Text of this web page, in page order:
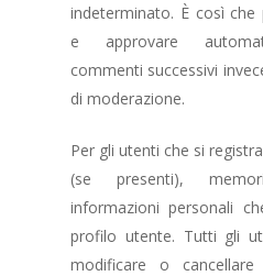
indeterminato. È così
e approvare
commenti successivi
di moderazione.
Per gli utenti che si
(se presenti),
informazioni personali
profilo utente. Tutti gli
modificare o